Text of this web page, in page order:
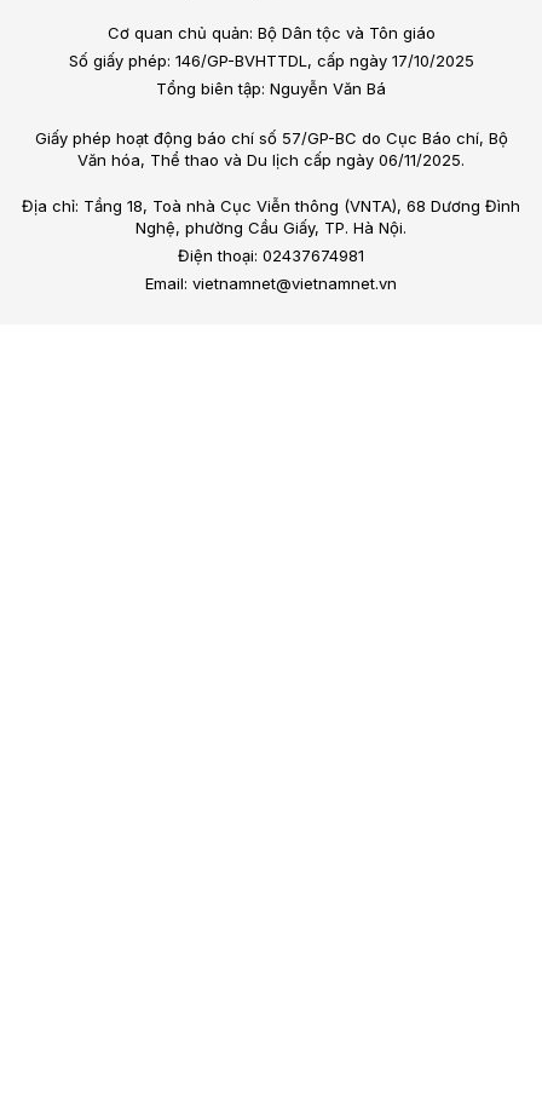
Cơ quan chủ quản: Bộ Dân tộc và Tôn giáo
Số giấy phép: 146/GP-BVHTTDL, cấp ngày 17/10/2025
Tổng biên tập: Nguyễn Văn Bá
Giấy phép hoạt động báo chí số 57/GP-BC do Cục Báo chí, Bộ
Văn hóa, Thể thao và Du lịch cấp ngày 06/11/2025.
Địa chỉ: Tầng 18, Toà nhà Cục Viễn thông (VNTA), 68 Dương Đình
Nghệ, phường Cầu Giấy, TP. Hà Nội.
Điện thoại: 02437674981
Email: vietnamnet@vietnamnet.vn